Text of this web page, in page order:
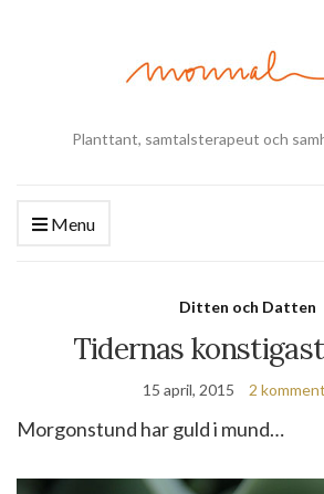
Planttant, samtalsterapeut och
Menu
Ditten och Datten
Tidernas
15 april, 2015 2
Morgonstund har guld i mund…